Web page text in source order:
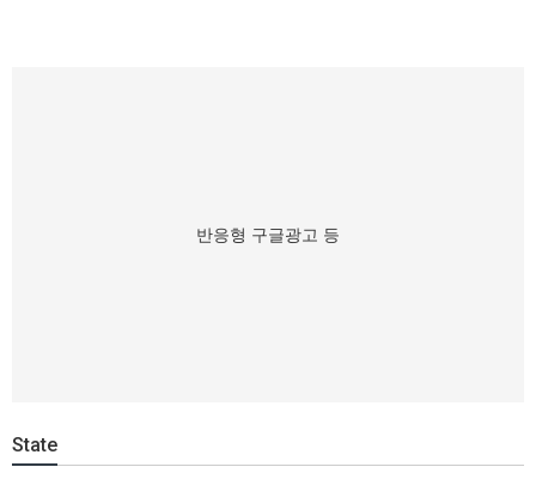
반응형 구글광고 등
State